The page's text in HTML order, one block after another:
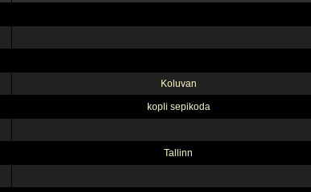
Koluvan
kopli sepikoda
Tallinn